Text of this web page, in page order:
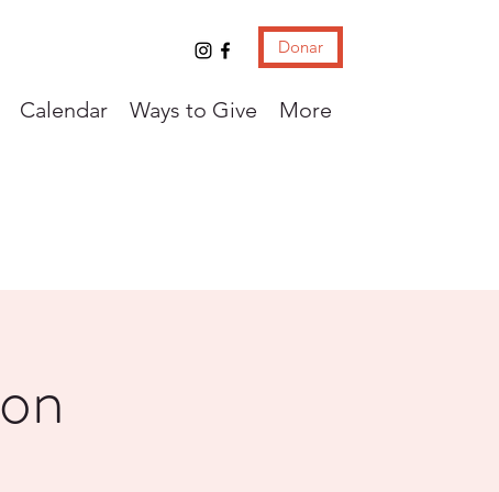
Donar
Calendar Ways to Give More